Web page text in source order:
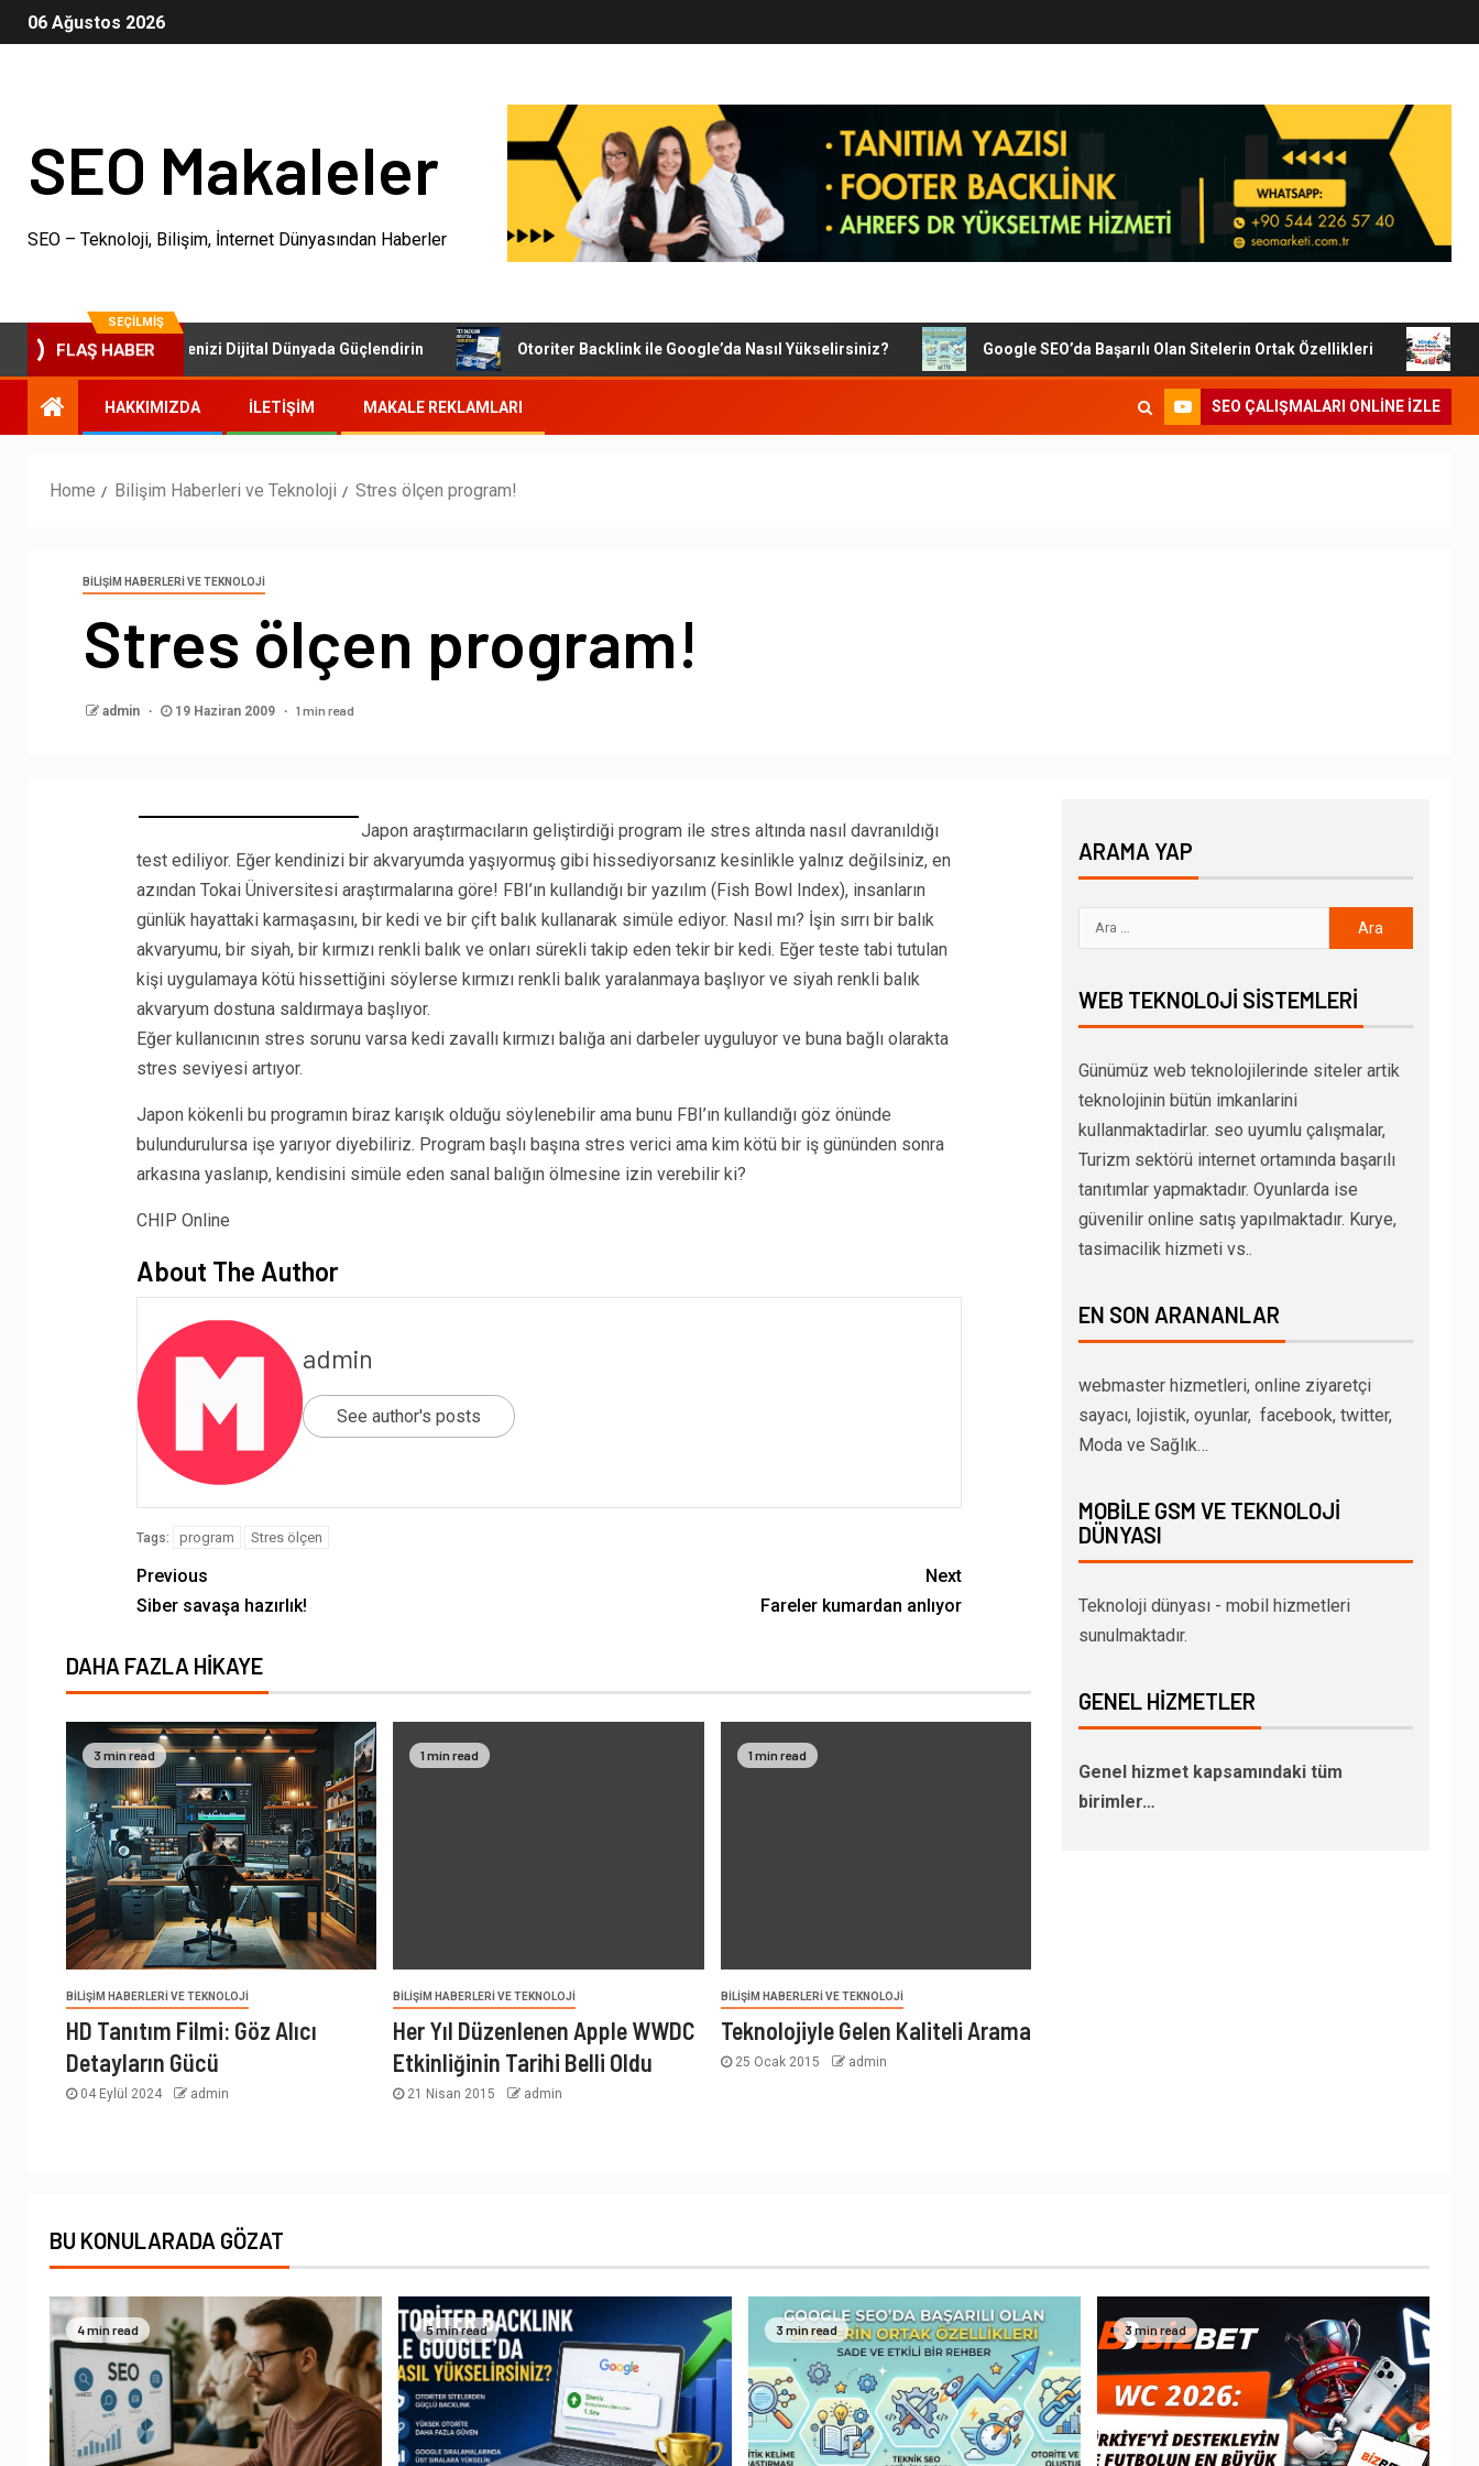
06 Ağustos 2026
SEO Makaleler
SEO – Teknoloji, Bilişim, İnternet Dünyasından Haberler
SEÇILMIŞ
FLAŞ HABER
SEO Paketleri: İşletmenizi Dijital Dünyada Güçlendirin Otoriter Backlink ile Google’da Nasıl Yükselirsiniz? Google SEO’da Başarılı Olan Sitelerin Ortak Özellikleri Dijital
HAKKIMIZDA İLETIŞIM MAKALE REKLAMLARI SEO ÇALIŞMALARI ONLINE IZLE
Home Bilişim Haberleri ve Teknoloji Stres ölçen program!
BILIŞIM HABERLERI VE TEKNOLOJI
Stres ölçen program!
admin 19 Haziran 2009 1 min read
Japon araştırmacıların geliştirdiği program ile stres altında nasıl davranıldığı
test ediliyor. Eğer kendinizi bir akvaryumda yaşıyormuş gibi hissediyorsanız kesinlikle yalnız değilsiniz, en
azından Tokai Üniversitesi araştırmalarına göre! FBI’ın kullandığı bir yazılım (Fish Bowl Index), insanların
günlük hayattaki karmaşasını, bir kedi ve bir çift balık kullanarak simüle ediyor. Nasıl mı? İşin sırrı bir balık
akvaryumu, bir siyah, bir kırmızı renkli balık ve onları sürekli takip eden tekir bir kedi. Eğer teste tabi tutulan
kişi uygulamaya kötü hissettiğini söylerse kırmızı renkli balık yaralanmaya başlıyor ve siyah renkli balık
akvaryum dostuna saldırmaya başlıyor.
Eğer kullanıcının stres sorunu varsa kedi zavallı kırmızı balığa ani darbeler uyguluyor ve buna bağlı olarakta
stres seviyesi artıyor.
Japon kökenli bu programın biraz karışık olduğu söylenebilir ama bunu FBI’ın kullandığı göz önünde
bulundurulursa işe yarıyor diyebiliriz. Program başlı başına stres verici ama kim kötü bir iş gününden sonra
arkasına yaslanıp, kendisini simüle eden sanal balığın ölmesine izin verebilir ki?
CHIP Online
About The Author
admin
See author's posts
Tags: program Stres ölçen
Previous
Siber savaşa hazırlık!
Next
Fareler kumardan anlıyor
DAHA FAZLA HIKAYE
3 min read
BILIŞIM HABERLERI VE TEKNOLOJI
HD Tanıtım Filmi: Göz Alıcı
Detayların Gücü
04 Eylül 2024 admin
1 min read
BILIŞIM HABERLERI VE TEKNOLOJI
Her Yıl Düzenlenen Apple WWDC
Etkinliğinin Tarihi Belli Oldu
21 Nisan 2015 admin
1 min read
BILIŞIM HABERLERI VE TEKNOLOJI
Teknolojiyle Gelen Kaliteli Arama
25 Ocak 2015 admin
ARAMA YAP
WEB TEKNOLOJI SISTEMLERI
Günümüz web teknolojilerinde siteler artik
teknolojinin bütün imkanlarini
kullanmaktadirlar. seo uyumlu çalışmalar,
Turizm sektörü internet ortamında başarılı
tanıtımlar yapmaktadır. Oyunlarda ise
güvenilir online satış yapılmaktadır. Kurye,
tasimacilik hizmeti vs..
EN SON ARANANLAR
webmaster hizmetleri, online ziyaretçi
sayacı, lojistik, oyunlar, facebook, twitter,
Moda ve Sağlık…
MOBILE GSM VE TEKNOLOJI
DÜNYASI
Teknoloji dünyası - mobil hizmetleri
sunulmaktadır.
GENEL HIZMETLER
Genel hizmet kapsamındaki tüm
birimler…
BU KONULARADA GÖZAT
4 min read 5 min read 3 min read 3 min read